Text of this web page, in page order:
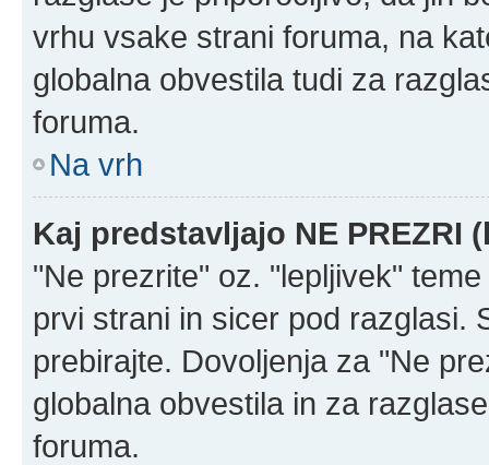
vrhu vsake strani foruma, na
globalna obvestila tudi za
foruma.
Na vrh
Kaj predstavljajo NE PREZRI
"Ne prezrite" oz. "lepljivek"
prvi strani in sicer pod razglasi.
prebirajte. Dovoljenja za "Ne
globalna obvestila in za
foruma.